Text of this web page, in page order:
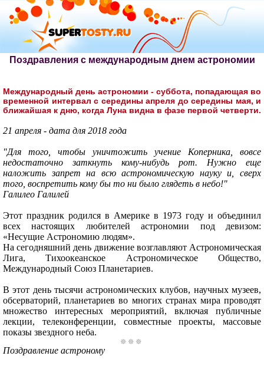
Поздравления с международным днем астрономии
Международный день астрономии - суббота, попадающая во
временной интервал с середины апреля до середины мая, и
ближайшая к дню, когда Луна видна в фазе первой четверти.
21 апреля - дата для 2018 года
"Для того, чтобы уничтожить учение Коперника, вовсе
недостаточно заткнуть кому-нибудь рот. Нужно еще
наложить запрет на всю астрономическую науку и, сверх
того, воспретить кому бы то ни было глядеть в небо!"
Галилео Галилей
Этот праздник родился в Америке в 1973 году и объединил
всех настоящих любителей астрономии под девизом:
«Несущие Астрономию людям».
На сегодняшний день движение возглавляют Астрономическая
Лига, Тихоокеанское Астрономическое Общество,
Международный Союз Планетариев.
В этот день тысячи астрономических клубов, научных музеев,
обсерваторий, планетариев во многих странах мира проводят
множество интересных мероприятий, включая публичные
лекции, телеконференции, совместные проекты, массовые
показы звездного неба.
Поздравление астроному